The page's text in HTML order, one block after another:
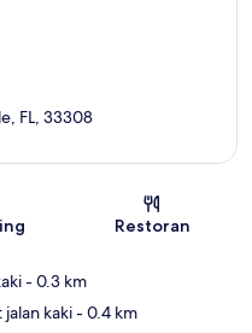
FL, 33308
Restoran
- 0.3 km
kaki- 0.4 km